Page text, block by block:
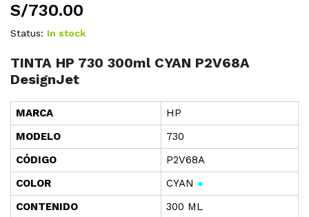
S/730.00
Status: In stock
TINTA HP 730 300ml CYAN P2V68A
DesignJet
MARCA
HP
MODELO
730
CÓDIGO
P2V68A
COLOR
CYAN ●
CONTENIDO
300 ML